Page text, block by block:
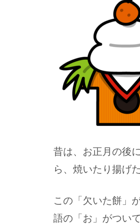
昔は、お正月の後
ら、焼いたり揚げ
この「欠いた餅」
語の「お」がつい